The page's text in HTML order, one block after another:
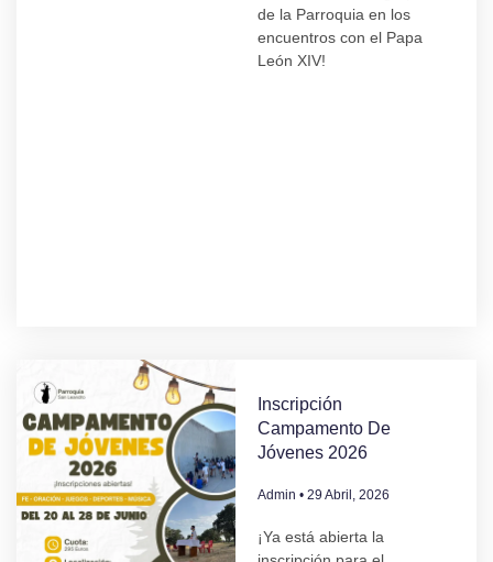
de la Parroquia en los
encuentros con el Papa
León XIV!
Inscripción
Campamento De
Jóvenes 2026
Admin 29 Abril, 2026
¡Ya está abierta la